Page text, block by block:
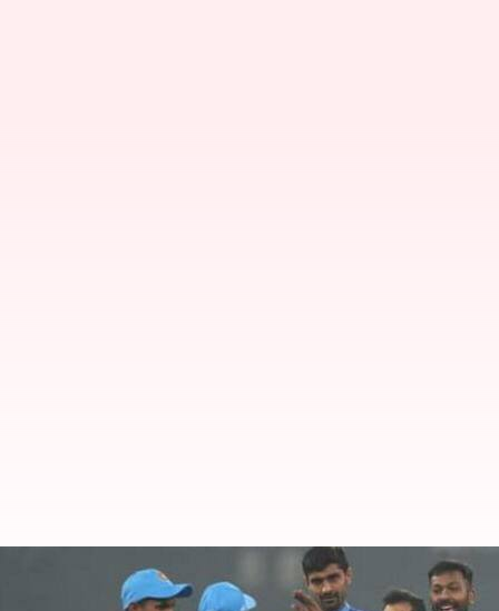
రెండో టీ20లో న్యూజిలాండ్‌ను చిత్తు